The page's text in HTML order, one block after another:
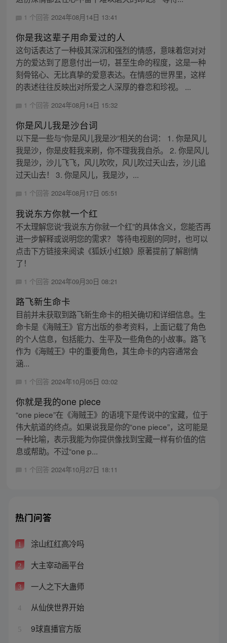
1 个回答 2024年08月14日 13:41
你是我这辈子用命爱过的人
这句话表达了一种极其深沉和强烈的情感，意味着您对对
方的爱达到了愿意付出一切，甚至生命的程度，这是一种
刻骨铭心、无比真挚的爱意表达。在情感的世界里，这样
的表述往往反映出对所爱之人深厚的眷恋和珍视。 ...
1 个回答 2024年08月14日 15:32
你是风儿我是沙台词
以下是一些与“你是风儿我是沙”相关的台词： 1. 你是风儿
我是沙，你是皮鞋我来刷，你不理我我自杀。 2. 你是风儿
我是沙，沙儿飞飞，风儿吹吹，风儿吹过天山去，沙儿追
过天山去！ 3. 你是风儿，我是沙，...
1 个回答 2024年08月17日 05:51
我说东方你就一个红
不太理解您说“我说东方你就一个红”的具体含义，您能否再
进一步解释或说明您的需求？ 等待电视剧的同时，也可以
点击下方链接来阅读《狐妖小红娘》原著提前了解剧情
了！
1 个回答 2024年09月30日 08:21
路飞新生命卡
目前并未获取到路飞新生命卡的相关确切和详细信息。生
命卡是《海贼王》官方出版的参考资料，上面记载了角色
的个人信息，包括能力、生平及一些角色的小故事。路飞
作为《海贼王》中的重要角色，其生命卡的内容通常会
涵...
1 个回答 2024年10月05日 03:02
你就是我的one piece
“one piece”在《海贼王》的语境下是传说中的宝藏，位于
伟大航道的终点。如果说我是你的“one piece”，这可能是
一种比喻，表示我能为你提供像找到宝藏一样有价值的信
息或帮助。不过“one p...
1 个回答 2024年10月27日 18:11
热门问答
1 涂山红红高冷吗
2 大主宰动画平台
3 一人之下大蛊师
4 从仙侠世界开始
5 9球直播官方版